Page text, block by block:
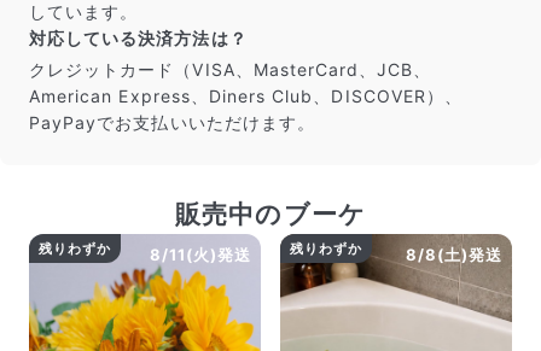
しています。
対応している決済方法は？
クレジットカード（VISA、MasterCard、JCB、
American Express、Diners Club、DISCOVER）、
PayPayでお支払いいただけます。
販売中のブーケ
8/11(火)発送
残りわずか 8/8(土)発送
残りわずか